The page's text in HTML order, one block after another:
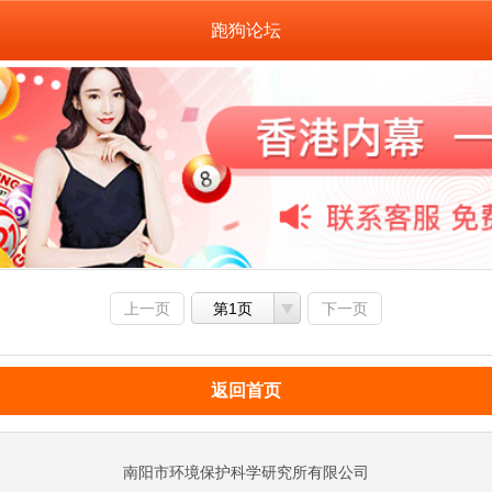
跑狗论坛
上一页 第1页 下一页
返回首页
南阳市环境保护科学研究所有限公司